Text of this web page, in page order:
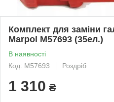
Комплект для заміни
Marpol M57693 (35ел.)
В наявності
Код: M57693
Роздріб
1 310 ₴